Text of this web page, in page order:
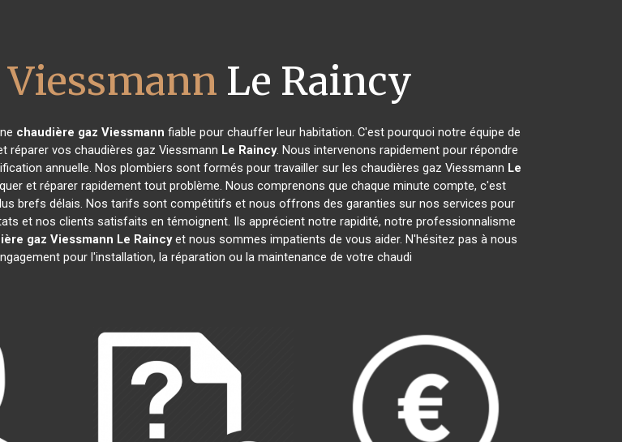
Le Raincy
chaudière gaz Viessmann fiable pour chauffer leur habitation. C'est pourquoi notre équipe de
réparer vos chaudières gaz Viessmann Le Raincy. Nous intervenons rapidement pour répondre
annuelle. Nos plombiers sont formés pour travailler sur les chaudières gaz Viessmann Le
et réparer rapidement tout problème. Nous comprenons que chaque minute compte, c'est
brefs délais. Nos tarifs sont compétitifs et nous offrons des garanties sur nos services pour
et nos clients satisfaits en témoignent. Ils apprécient notre rapidité, notre professionnalisme
gaz Viessmann Le Raincyet nous sommes impatients de vous aider. N'hésitez pas à nous
pour l'installation, la réparation ou la maintenance de votre chaudi